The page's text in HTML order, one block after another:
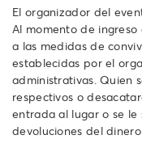
El organizador del
Al momento de ingreso
a las medidas de
establecidas por el
administrativas. Quien
respectivos o
entrada al lugar o se le
devoluciones del